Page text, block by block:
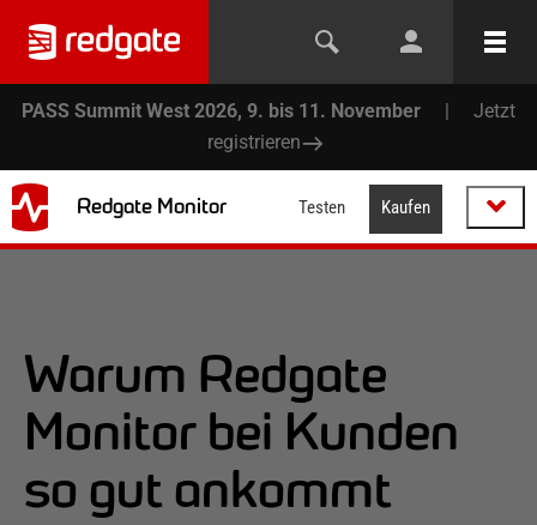
PASS Summit West 2026, 9. bis 11. November |
Jetzt
registrieren
Redgate Monitor Testen Kaufen
Warum Redgate
Monitor bei Kunden
so gut ankommt